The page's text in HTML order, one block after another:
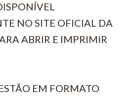
NO SITE OFICIAL DA
ABRIR E IMPRIMIR
EM FORMATO